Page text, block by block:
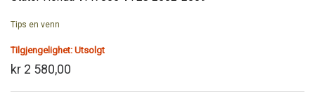
Tips en venn
Tilgjengelighet: Utsolgt
kr 2 580,00